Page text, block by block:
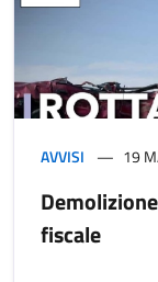
AVVISI 19
fiscale